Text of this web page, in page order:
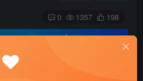
0 1357 198